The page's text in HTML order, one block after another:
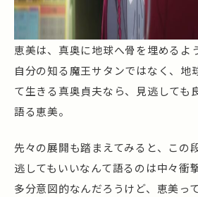
恵美は、真奥に地球へ骨を埋めるよ
自分の知る魔王サタンではなく、地
て生きる真奥貞夫なら、見逃しても
語る恵美。
先々の展開も踏まえてみると、この
逃してもいいなんて語るのは中々衝撃
多分意図的なんだろうけど、恵美っ